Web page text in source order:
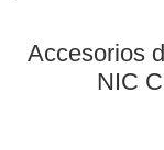
Accesorios
NIC